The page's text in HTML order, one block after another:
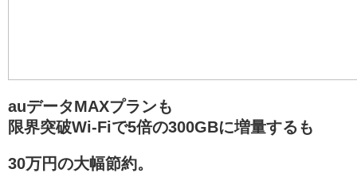
auデータMAXプランも
限界突破Wi-Fiで5倍の300GBに増量するも
30万円の大幅節約。